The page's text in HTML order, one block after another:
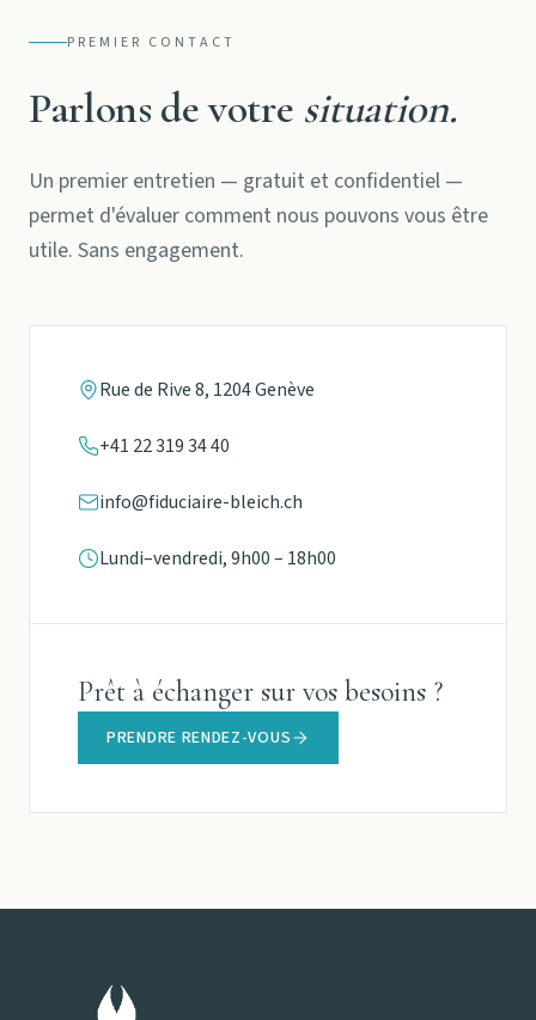
PREMIER CONTACT
Parlons de votre situation.
Un premier entretien — gratuit et confidentiel —
permet d'évaluer comment nous pouvons vous être
utile. Sans engagement.
Rue de Rive 8, 1204 Genève
+41 22 319 34 40
info@fiduciaire-bleich.ch
Lundi–vendredi, 9h00 – 18h00
Prêt à échanger sur vos besoins ?
PRENDRE RENDEZ-VOUS